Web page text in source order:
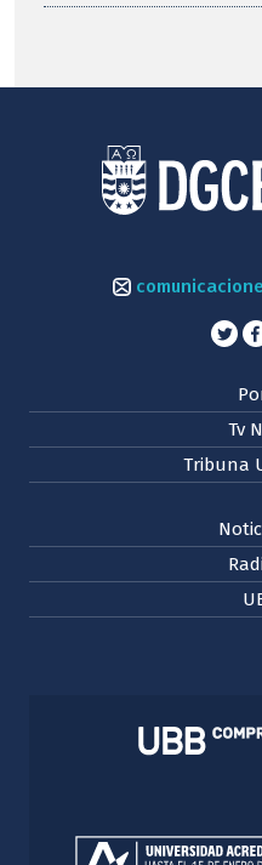
Tv
Tribuna